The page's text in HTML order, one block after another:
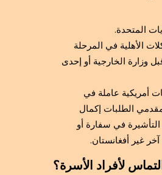
الأهلية في المرحلة
وزارة الخارجية أو إحدى
أمريكية عاملة في
الطلبات إكمال
في سفارة أو
غير أفغانستان.
لأفراد الأسرة؟